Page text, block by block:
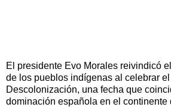
El presidente Evo Morales reivindicó
de los pueblos indígenas al celebrar
Descolonización, una fecha que
dominación española en el continente